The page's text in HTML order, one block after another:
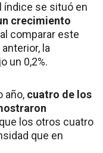
índice se situó en
crecimiento
comparar este
la
un 0,2%.
año, cuatro de los
los otros cuatro
que en